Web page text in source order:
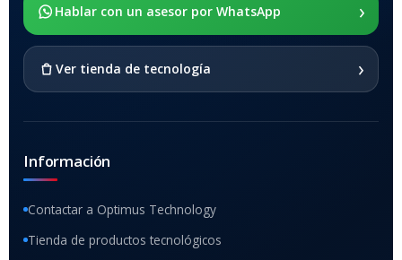
SOPORTE DE APOYO
Hablar con un asesor por WhatsApp ›
Ver tienda de tecnología ›
Información
Contactar a Optimus Technology
Tienda de productos tecnológicos